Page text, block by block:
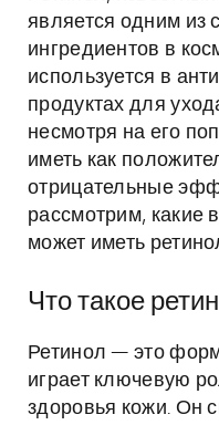
является одним из
ингредиентов в
используется в
продуктах для
несмотря на его
иметь как
отрицательные
рассмотрим, какие
может иметь
Что такое
Ретинол — это
играет ключевую
здоровья кожи. Он